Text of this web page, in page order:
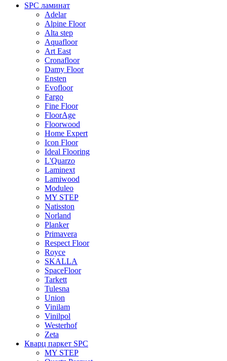
SPC ламинат
Adelar
Alpine Floor
Alta step
Aquafloor
Art East
Cronafloor
Damy Floor
Ensten
Evofloor
Fargo
Fine Floor
FloorAge
Floorwood
Home Expert
Icon Floor
Ideal Flooring
L'Quarzo
Laminext
Lamiwood
Moduleo
MY STEP
Natisston
Norland
Planker
Primavera
Respect Floor
Royce
SKALLA
SpaceFloor
Tarkett
Tulesna
Union
Vinilam
Vinilpol
Westerhof
Zeta
Кварц паркет SPC
MY STEP